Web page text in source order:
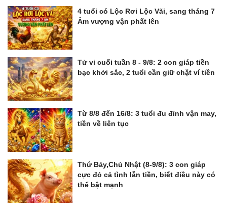
4 tuổi có Lộc Rơi Lộc Vãi, sang tháng 7
Âm vượng vận phất lên
Tử vi cuối tuần 8 - 9/8: 2 con giáp tiền
bạc khởi sắc, 2 tuổi cần giữ chặt ví tiền
Từ 8/8 đến 16/8: 3 tuổi đu đỉnh vận may,
tiền về liên tục
Thứ Bảy,Chủ Nhật (8-9/8): 3 con giáp
cực đỏ cả tình lẫn tiền, biết điều này có
thể bật mạnh